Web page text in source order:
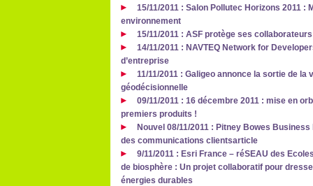
15/11/2011 : Salon Pollutec Horizons 2011
environnement
15/11/2011 : ASF protège ses
14/11/2011 : NAVTEQ Network for
d’entreprise
11/11/2011 : Galigeo annonce la sortie de
géodécisionnelle
09/11/2011 : 16 décembre 2011 : mise en
premiers produits !
Nouvel 08/11/2011 : Pitney Bowes
des communications clientsarticle
9/11/2011 : Esri France – réSEAU des
de biosphère : Un projet collaboratif pour
énergies durables